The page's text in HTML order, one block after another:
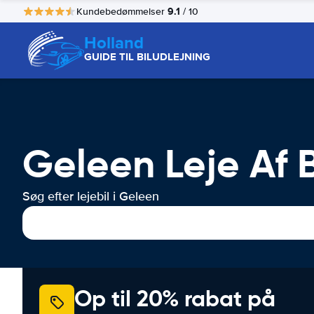
Kundebedømmelser 9.1 / 10
Holland
GUIDE TIL BILUDLEJNING
Geleen Leje Af
Søg efter lejebil i Geleen
Op til 20% rabat på